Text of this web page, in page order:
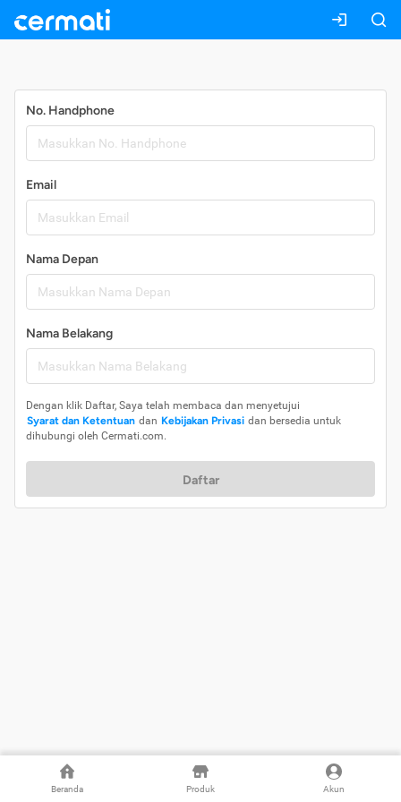
Beranda Produk Akun
No. Handphone
Email
Nama Depan
Nama Belakang
Dengan klik Daftar, Saya telah membaca dan menyetujui
Syarat dan Ketentuan dan Kebijakan Privasi dan bersedia untuk
dihubungi oleh Cermati.com.
Daftar